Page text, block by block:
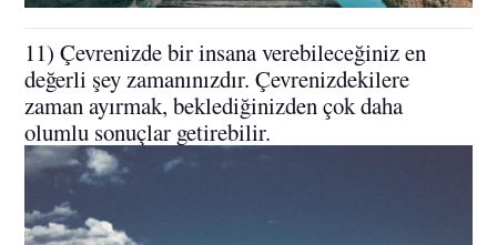
11) Çevrenizde bir insana verebileceğiniz en
değerli şey zamanınızdır. Çevrenizdekilere
zaman ayırmak, beklediğinizden çok daha
olumlu sonuçlar getirebilir.